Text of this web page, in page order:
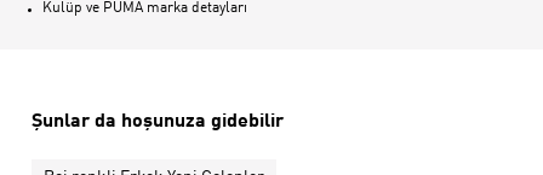
Kulüp ve PUMA marka detayları
Şunlar da hoşunuza gidebilir